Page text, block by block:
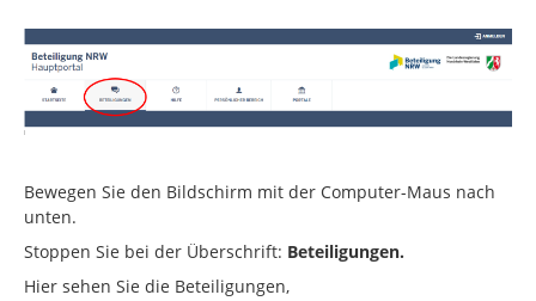
Bewegen Sie den Bildschirm mit der Computer-Maus nach
unten.
Stoppen Sie bei der Überschrift: Beteiligungen.
Hier sehen Sie die Beteiligungen,